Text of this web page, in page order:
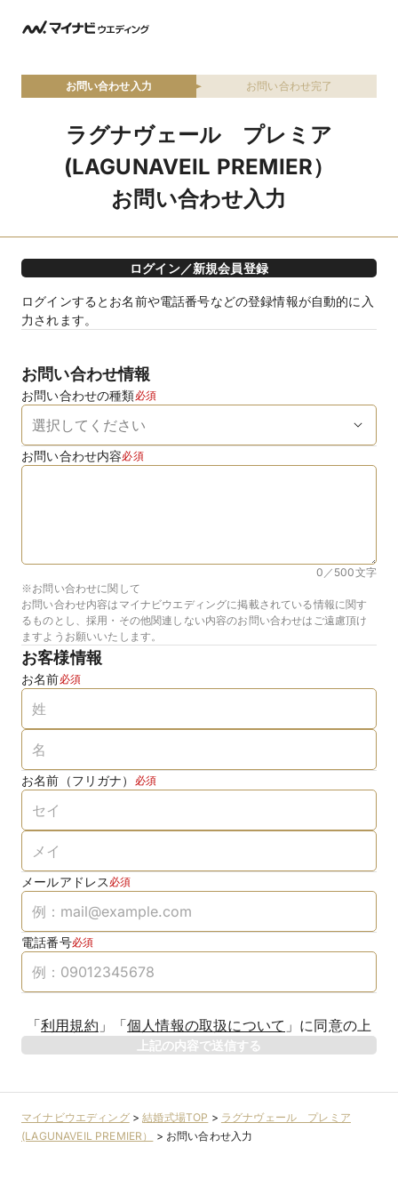
お問い合わせ入力 お問い合わせ完了
ラグナヴェール プレミア
(LAGUNAVEIL PREMIER）
お問い合わせ入力
ログイン／新規会員登録
ログインするとお名前や電話番号などの登録情報が自動的に入
力されます。
お問い合わせ情報
お問い合わせの種類必須
お問い合わせ内容必須
0／500文字
※お問い合わせに関して
お問い合わせ内容はマイナビウエディングに掲載されている情報に関す
るものとし、採用・その他関連しない内容のお問い合わせはご遠慮頂け
ますようお願いいたします。
お客様情報
お名前必須
お名前（フリガナ） 必須
メールアドレス 必須
電話番号必須
「利用規約 」 「個人情報の取扱について 」 に同意の上
上記の内容で送信する
マイナビウエディング>結婚式場TOP > ラグナヴェール プレミア
(LAGUNAVEIL PREMIER）
> お問い合わせ入力